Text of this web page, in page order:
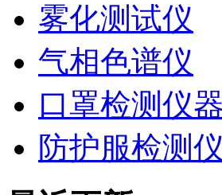
雾化测试仪
气相色谱仪
口罩检测仪器
防护服检测